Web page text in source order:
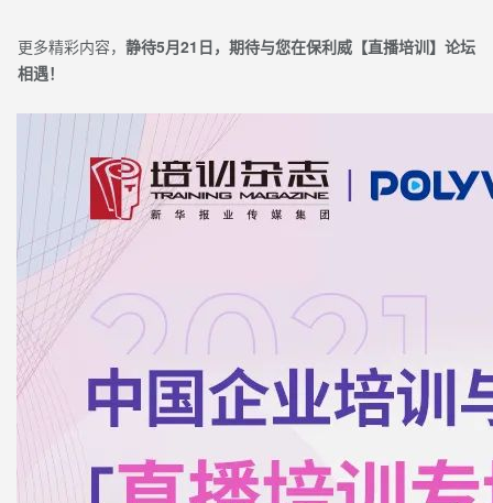
更多精彩内容， 静待5月21日，期待与您在保利威【直播培训】论坛
相遇！